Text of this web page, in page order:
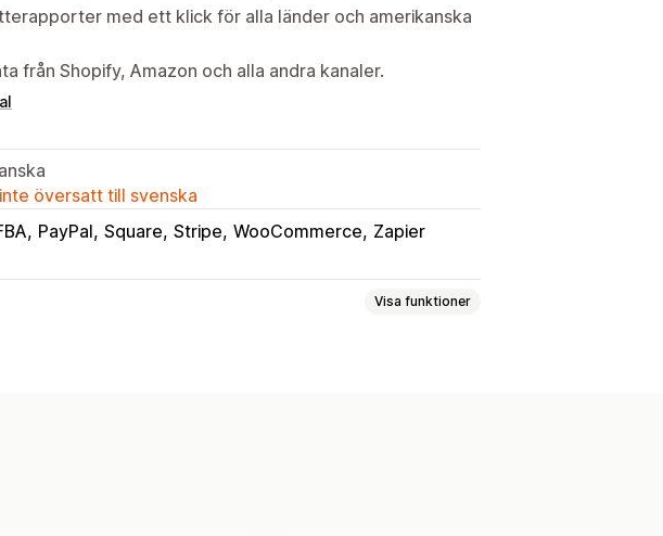
med ett klick för alla länder och amerikanska
från Shopify, Amazon och alla andra kanaler.
översatt till svenska
PayPal Square Stripe WooCommerce Zapier
Visa funktioner